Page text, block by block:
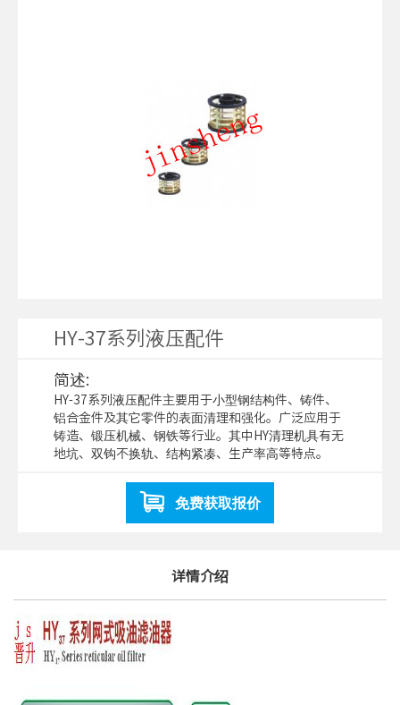
HY-37系列液压配件
简述:
HY-37系列液压配件主要用于小型钢结构件、铸件、
铝合金件及其它零件的表面清理和强化。广泛应用于
铸造、锻压机械、钢铁等行业。其中HY清理机具有无
地坑、双钩不换轨、结构紧凑、生产率高等特点。
免费获取报价
详情介绍